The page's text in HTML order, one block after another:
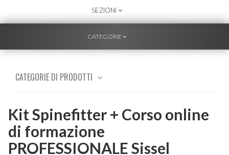
TOGGLE
NAVIGATION
SEZIONI
TOGGLE
CATEGORIE
CATEGORIE DI PRODOTTI
Kit Spinefitter + Corso online
di formazione
PROFESSIONALE Sissel